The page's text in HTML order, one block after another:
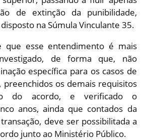
de extinção da punibilidade,
na Súmula Vinculante 35.
que esse entendimento é mais
de forma que, não
específica para os casos de
preenchidos os demais requisitos
do acordo, e verificado o
anos, ainda que contados da
deve ser possibilitada a
junto ao Ministério Público.